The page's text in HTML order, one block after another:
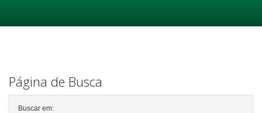
Página de Busca
Buscar em: